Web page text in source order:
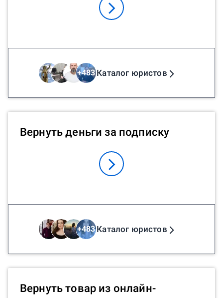
+483Каталог юристов
Вернуть деньги за подписку
+483Каталог юристов
Вернуть товар из онлайн-